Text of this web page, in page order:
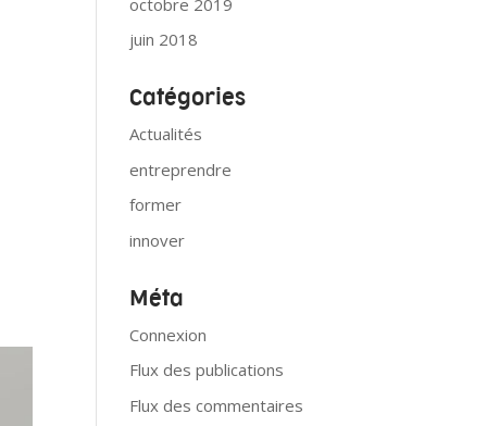
juin 2018
Catégories
Actualités
entreprendre
former
innover
Méta
Connexion
Flux des publications
Flux des commentaires